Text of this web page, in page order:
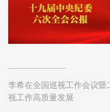
李希在全国巡视工作会议
视工作高质量发展